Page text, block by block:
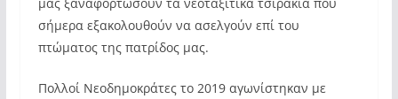
σήμερα εξακολουθούν να ασελγούν επί του
πτώματος της πατρίδος μας.
Πολλοί Νεοδημοκράτες το 2019 αγωνίστηκαν με